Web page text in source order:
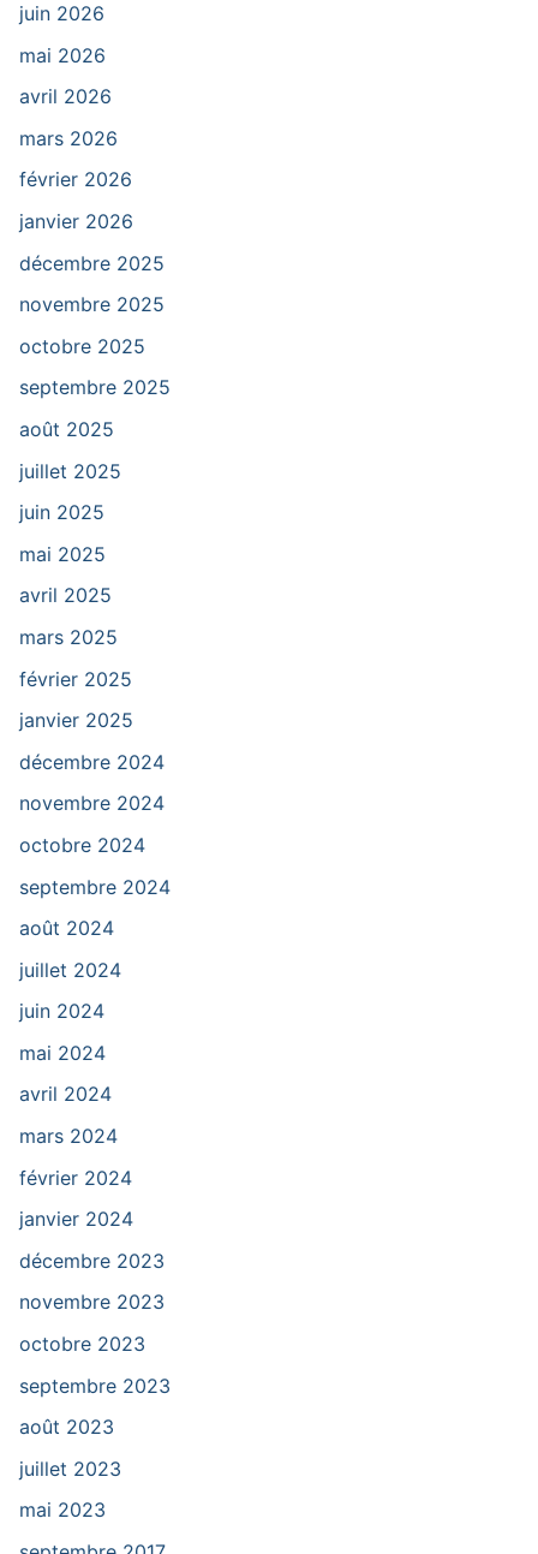
juin 2026
mai 2026
avril 2026
mars 2026
février 2026
janvier 2026
décembre 2025
novembre 2025
octobre 2025
septembre 2025
août 2025
juillet 2025
juin 2025
mai 2025
avril 2025
mars 2025
février 2025
janvier 2025
décembre 2024
novembre 2024
octobre 2024
septembre 2024
août 2024
juillet 2024
juin 2024
mai 2024
avril 2024
mars 2024
février 2024
janvier 2024
décembre 2023
novembre 2023
octobre 2023
septembre 2023
août 2023
juillet 2023
mai 2023